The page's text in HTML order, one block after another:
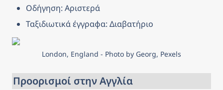
Οδήγηση: Αριστερά
Ταξιδιωτικά έγγραφα: Διαβατήριο
London, England - Photo by Georg, Pexels
Προορισμοί στην Αγγλία